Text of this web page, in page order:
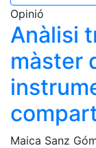
Opinió
Anàlisi
màster
Maica Sanz